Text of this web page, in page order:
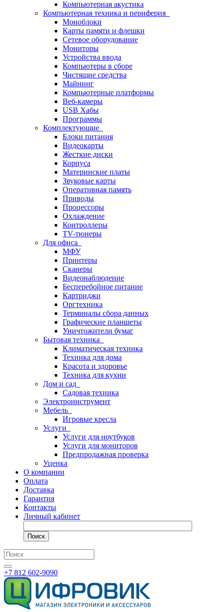
Компьютерная акустика
Компьютерная техника и периферия
Моноблоки
Карты памяти и флешки
Сетевое оборудование
Мониторы
Устройства ввода
Компьютеры в сборе
Чистящие средства
Майнинг
Компьютерные платформы
Веб-камеры
USB Хабы
Программы
Комплектующие
Блоки питания
Видеокарты
Жесткие диски
Корпуса
Материнские платы
Звуковые карты
Оперативная память
Приводы
Процессоры
Охлаждение
Контроллеры
TV-тюнеры
Для офиса
МФУ
Принтеры
Сканеры
Видеонаблюдение
Бесперебойное питание
Картриджи
Оргтехника
Терминалы сбора данных
Графические планшеты
Уничтожители бумаг
Бытовая техника
Климатическая техника
Техника для дома
Красота и здоровье
Техника для кухни
Дом и сад
Садовая техника
Электроинструмент
Мебель
Игровые кресла
Услуги
Услуги для ноутбуков
Услуги для мониторов
Предпродажная проверка
Уценка
О компании
Оплата
Доставка
Гарантия
Контакты
Личный кабинет
Поиск
+7 812 602-9090